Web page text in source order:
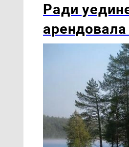
Ради